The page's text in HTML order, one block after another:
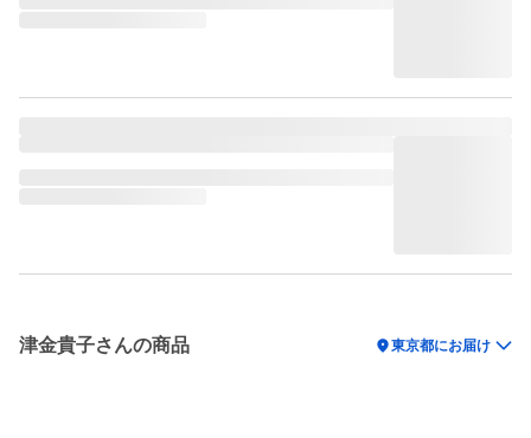
津金貴子さんの商品 location_on東京都にお届け